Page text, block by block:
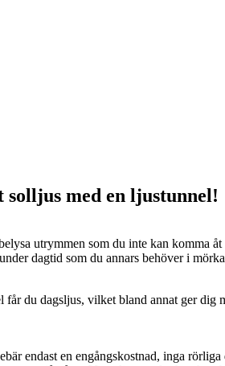
med en ljustunnel!
utrymmen som du inte kan komma
dagtid som du annars behöver i
får du dagsljus, vilket bland annat ger dig
endast en engångskostnad, inga